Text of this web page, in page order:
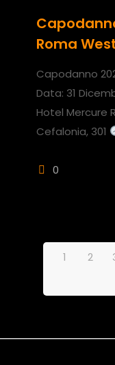
Roma
Capodanno
Data: 31
Hotel Mercure
Cefalonia, 301
0
1 2